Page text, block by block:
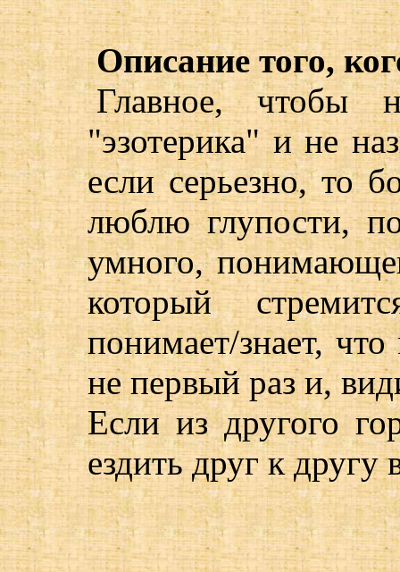
Описание того,
Главное, чтобы
"эзотерика" и не
если серьезно, то
люблю глупости,
умного,
который
понимает/знает,
не первый раз и,
Если из другого
ездить друг к другу